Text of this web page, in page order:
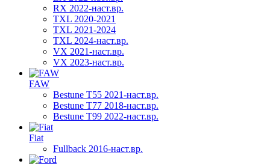
RX 2022-наст.вр.
TXL 2020-2021
TXL 2021-2024
TXL 2024-наст.вр.
VX 2021-наст.вр.
VX 2023-наст.вр.
FAW
Bestune T55 2021-наст.вр.
Bestune T77 2018-наст.вр.
Bestune T99 2022-наст.вр.
Fiat
Fullback 2016-наст.вр.